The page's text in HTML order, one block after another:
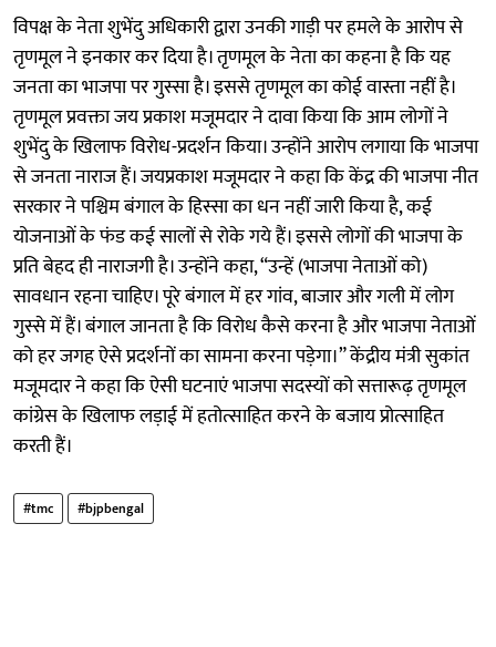
विपक्ष के नेता शुभेंदु अधिकारी द्वारा उनकी गाड़ी पर हमले के आरोप से
तृणमूल ने इनकार कर दिया है। तृणमूल के नेता का कहना है कि यह
जनता का भाजपा पर गुस्सा है। इससे तृणमूल का कोई वास्ता नहीं है।
तृणमूल प्रवक्ता जय प्रकाश मजूमदार ने दावा किया कि आम लोगों ने
शुभेंदु के खिलाफ विरोध-प्रदर्शन किया। उन्होंने आरोप लगाया कि भाजपा
से जनता नाराज हैं। जयप्रकाश मजूमदार ने कहा कि केंद्र की भाजपा नीत
सरकार ने पश्चिम बंगाल के हिस्सा का धन नहीं जारी किया है, कई
योजनाओं के फंड कई सालों से रोके गये हैं। इससे लोगों की भाजपा के
प्रति बेहद ही नाराजगी है। उन्होंने कहा, “उन्हें (भाजपा नेताओं को)
सावधान रहना चाहिए। पूरे बंगाल में हर गांव, बाजार और गली में लोग
गुस्से में हैं। बंगाल जानता है कि विरोध कैसे करना है और भाजपा नेताओं
को हर जगह ऐसे प्रदर्शनों का सामना करना पड़ेगा।” केंद्रीय मंत्री सुकांत
मजूमदार ने कहा कि ऐसी घटनाएं भाजपा सदस्यों को सत्तारूढ़ तृणमूल
कांग्रेस के खिलाफ लड़ाई में हतोत्साहित करने के बजाय प्रोत्साहित
करती हैं।
#tmc #bjpbengal